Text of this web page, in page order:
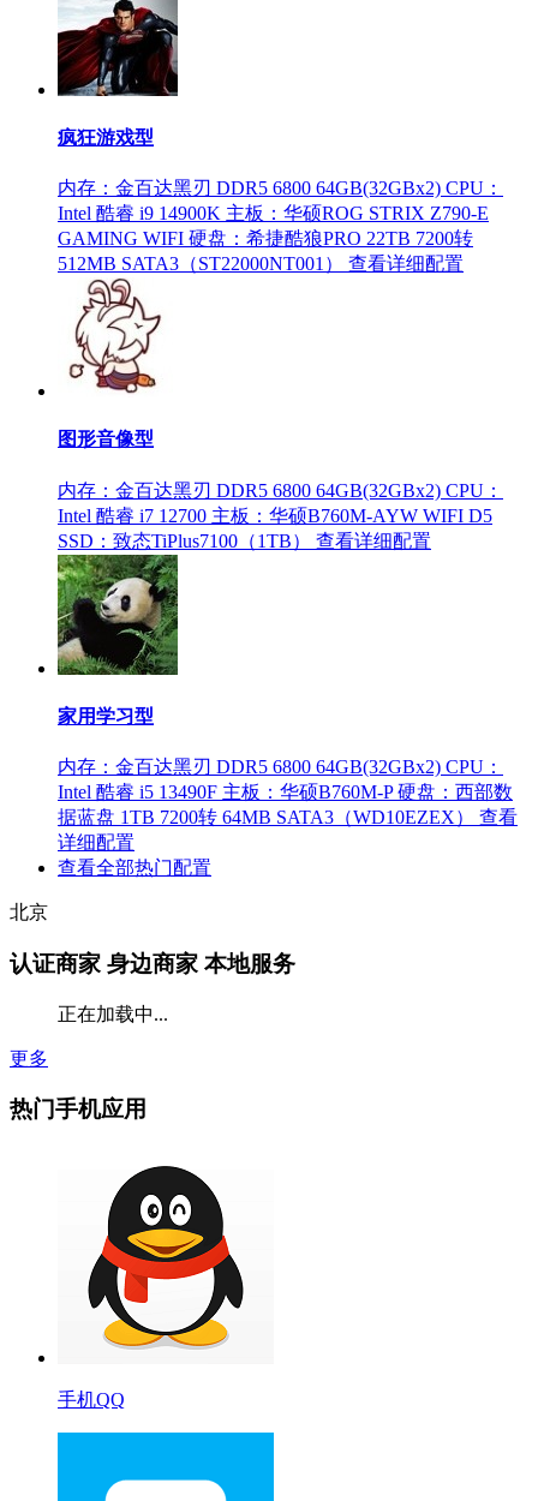
疯狂游戏型
内存：金百达黑刃 DDR5 6800 64GB(32GBx2) CPU：
Intel 酷睿 i9 14900K 主板：华硕ROG STRIX Z790-E
GAMING WIFI 硬盘：希捷酷狼PRO 22TB 7200转
512MB SATA3（ST22000NT001）
查看详细配置
图形音像型
内存：金百达黑刃 DDR5 6800 64GB(32GBx2) CPU：
Intel 酷睿 i7 12700 主板：华硕B760M-AYW WIFI D5
SSD：致态TiPlus7100（1TB）
查看详细配置
家用学习型
内存：金百达黑刃 DDR5 6800 64GB(32GBx2) CPU：
Intel 酷睿 i5 13490F 主板：华硕B760M-P 硬盘：西部数
据蓝盘 1TB 7200转 64MB SATA3（WD10EZEX）
查看
详细配置
查看全部热门配置
北京
认证商家 身边商家 本地服务
正在加载中...
更多
热门手机应用
手机QQ